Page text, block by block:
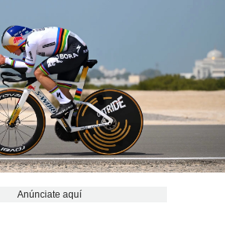
Anúnciate aquí